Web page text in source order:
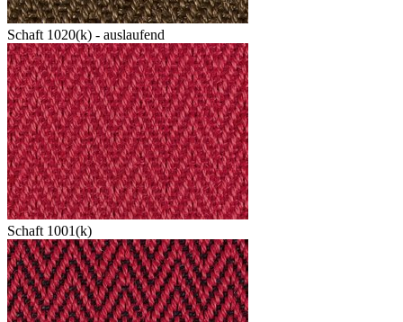
Schaft 1020(k) - auslaufend
Schaft 1001(k)